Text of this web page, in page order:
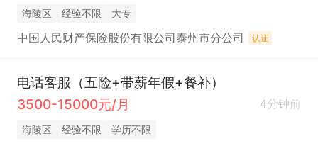
海陵区 经验不限 大专
中国人民财产保险股份有限公司泰州市分公司 认证
电话客服（五险+带薪年假+餐补）
3500-15000元/月
4分钟前
海陵区 经验不限 学历不限